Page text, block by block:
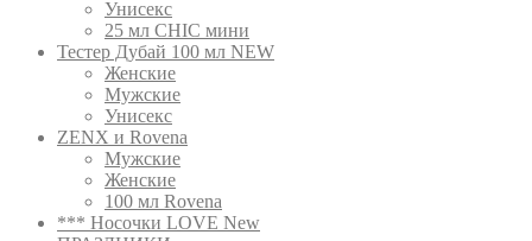
Унисекс
25 мл CHIC мини
Тестер Дубай 100 мл NEW
Женские
Мужские
Унисекс
ZENX и Rovena
Мужские
Женские
100 мл Rovena
*** Носочки LOVE New